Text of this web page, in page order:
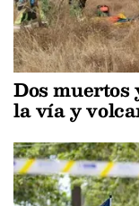
Dos
la vía y